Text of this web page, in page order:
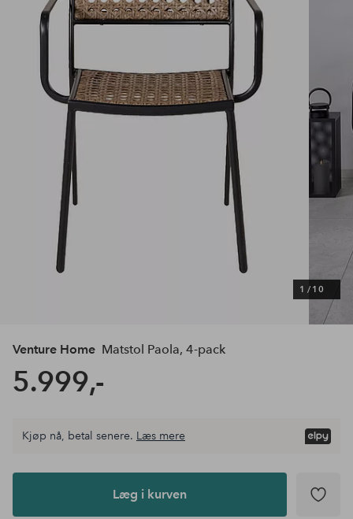
1 / 10
Venture Home Matstol Paola, 4-pack
5.999,-
Læg i
Kjøp nå, betal senere. Læs mere
Læg i kurven